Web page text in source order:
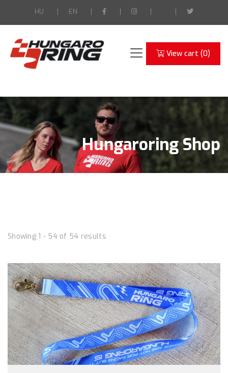
HU EN
View cart (0)
Hungaroring Shop
Showing 1 - 54 of 54 results